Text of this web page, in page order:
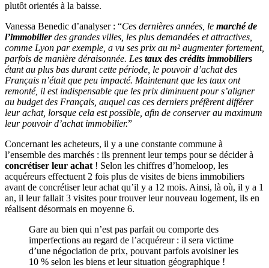
plutôt orientés à la baisse.
Vanessa Benedic d’analyser : “Ces dernières années, le marché de
l’immobilierdes grandes villes, les plus demandées et attractives,
comme Lyon par exemple, a vu ses prix au m² augmenter fortement,
parfois de manière déraisonnée. Les taux des crédits immobiliers
étant au plus bas durant cette période, le pouvoir d’achat des
Français n’était que peu impacté. Maintenant que les taux ont
remonté, il est indispensable que les prix diminuent pour s’aligner
au budget des Français, auquel cas ces derniers préfèrent différer
leur achat, lorsque cela est possible, afin de conserver au maximum
leur pouvoir d’achat immobilier.”
Concernant les acheteurs, il y a une constante commune à
l’ensemble des marchés : ils prennent leur temps pour se décider à
concrétiser leur achat ! Selon les chiffres d’homeloop, les
acquéreurs effectuent 2 fois plus de visites de biens immobiliers
avant de concrétiser leur achat qu’il y a 12 mois. Ainsi, là où, il y a 1
an, il leur fallait 3 visites pour trouver leur nouveau logement, ils en
réalisent désormais en moyenne 6.
Gare au bien qui n’est pas parfait ou comporte des
imperfections au regard de l’acquéreur : il sera victime
d’une négociation de prix, pouvant parfois avoisiner les
10 % selon les biens et leur situation géographique !